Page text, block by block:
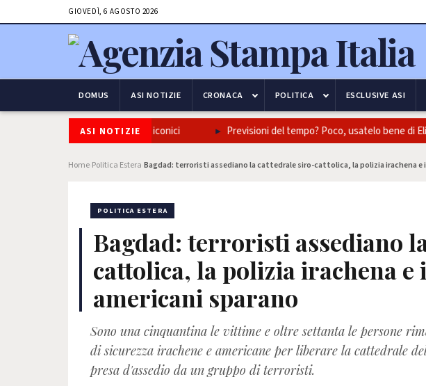
GIOVEDÌ, 6 AGOSTO 2026
DOMUS ASI NOTIZIE CRONACA POLITICA ESCLUSIVE ASI
ASI NOTIZIE
napoletana in tre piatti iconici Previsioni del tempo? Poco, usatelo bene di Elisa
Home Politica Estera Bagdad: terroristi assediano la cattedrale siro-cattolica, la polizia irachena e
POLITICA ESTERA
Bagdad: terroristi assediano
cattolica, la polizia irachena e
americani sparano
Sono una cinquantina le vittime e oltre settanta le persone
di sicurezza irachene e americane per liberare la cattedrale
presa d'assedio da un gruppo di terroristi.